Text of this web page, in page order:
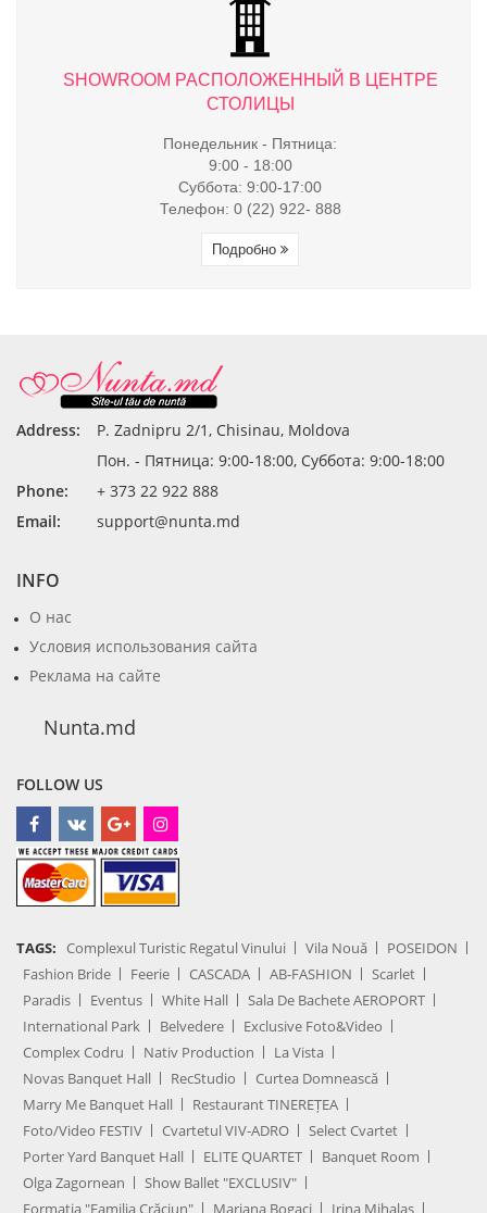
SHOWROOM РАСПОЛОЖЕННЫЙ В ЦЕНТРЕ
СТОЛИЦЫ
Понедельник - Пятница:
9:00 - 18:00
Суббота: 9:00-17:00
Телефон: 0 (22) 922- 888
Подробно
Address:
P. Zadnipru 2/1, Chisinau, Moldova
Пон. - Пятница: 9:00-18:00, Суббота: 9:00-18:00
Phone:
+ 373 22 922 888
Email:
support@nunta.md
INFO
О нас
Условия использования сайта
Реклама на сайте
Nunta.md
FOLLOW US
TAGS: Complexul Turistic Regatul Vinului Vila Nouă
POSEIDON
Fashion Bride
Feerie CASCADA AB-FASHION
Scarlet
Paradis
Eventus White Hall
Sala De Bachete AEROPORT
International Park
Belvedere
Exclusive Foto&Video
Complex Codru
Nativ Production
La Vista
Novas Banquet Hall
RecStudio
Curtea Domnească
Marry Me Banquet Hall
Restaurant TINEREȚEA
Foto/Video FESTIV
Cvartetul VIV-ADRO
Select Cvartet
Porter Yard Banquet Hall
ELITE QUARTET
Banquet Room
Olga Zagornean
Show Ballet "EXCLUSIV"